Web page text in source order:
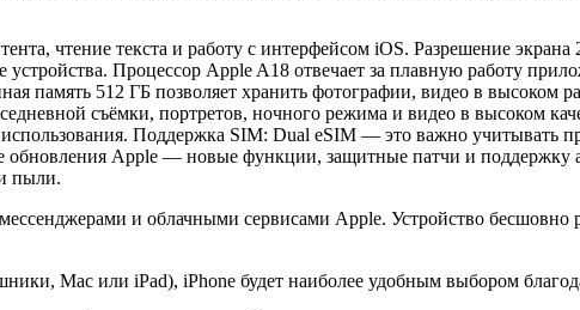
чтение текста и работу с интерфейсом iOS. Разрешение
Процессор Apple A18 отвечает за плавную работу
память 512 ГБ позволяет хранить фотографии, видео в высоком
съёмки, портретов, ночного режима и видео в высоком
использования. Поддержка SIM: Dual eSIM — это важно учитывать
обновления Apple — новые функции, защитные патчи и поддержку
пыли.
и облачными сервисами Apple. Устройство
Mac или iPad), iPhone будет наиболее удобным выбором